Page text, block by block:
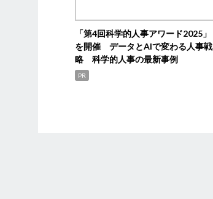
「第4回科学的人事アワード2025」
を開催 データとAIで変わる人事戦
略 科学的人事の最新事例
PR